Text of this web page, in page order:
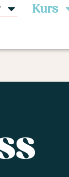
Kurs